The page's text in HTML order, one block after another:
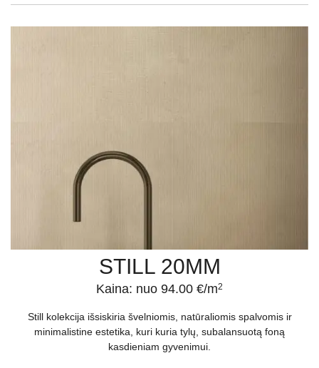
STILL 20MM
Kaina: nuo 94.00 €/m2
Still kolekcija išsiskiria švelniomis, natūraliomis spalvomis ir
minimalistine estetika, kuri kuria tylų, subalansuotą foną
kasdieniam gyvenimui.